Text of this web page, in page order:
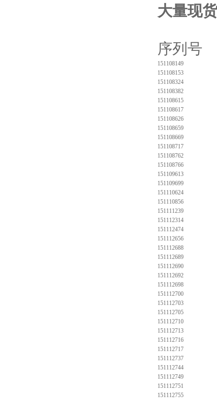
大量现
序
151108149
151108153
151108324
151108382
151108615
151108617
151108626
151108659
151108669
151108717
151108762
151108766
151109613
151109699
151110624
151110856
151111239
151112314
151112474
151112656
151112688
151112689
151112690
151112692
151112698
151112700
151112703
151112705
151112710
151112713
151112716
151112717
151112737
151112744
151112749
151112751
151112755